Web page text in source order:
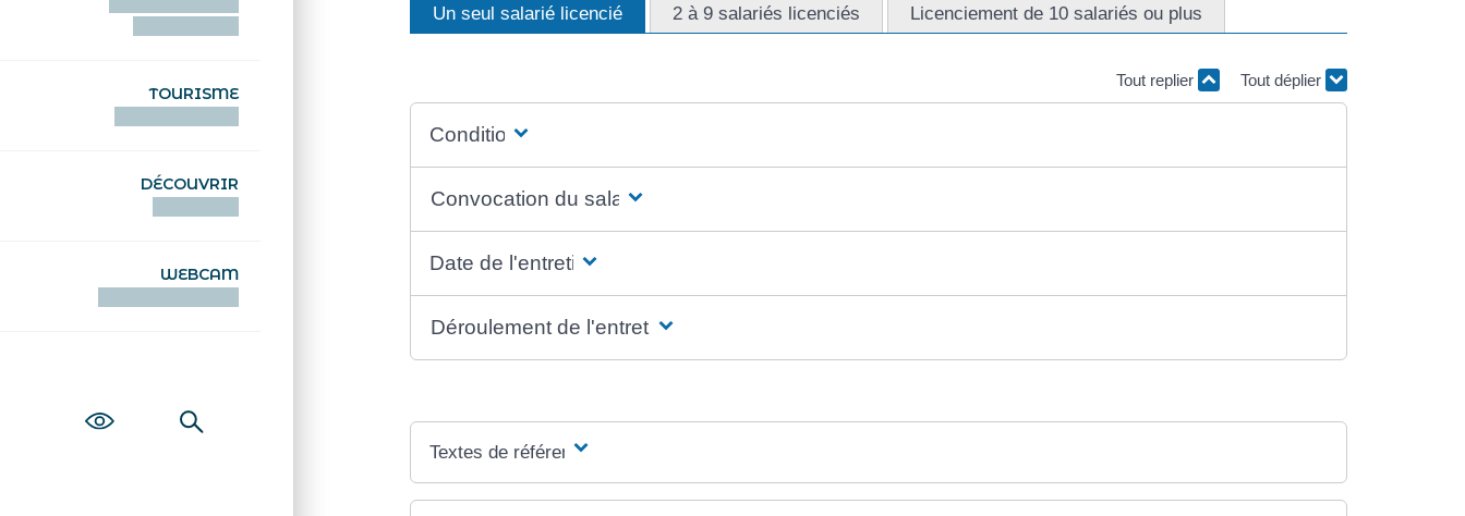
TOURISME
DÉCOUVRIR
WEBCAM
Un seul salarié licencié 2 à 9 salariés licenciés Licenciement de 10 salariés ou plus
Tout replier Tout déplier
Conditions
Convocation du salarié
Date de l'entretien
Déroulement de l'entretien
Textes de référence